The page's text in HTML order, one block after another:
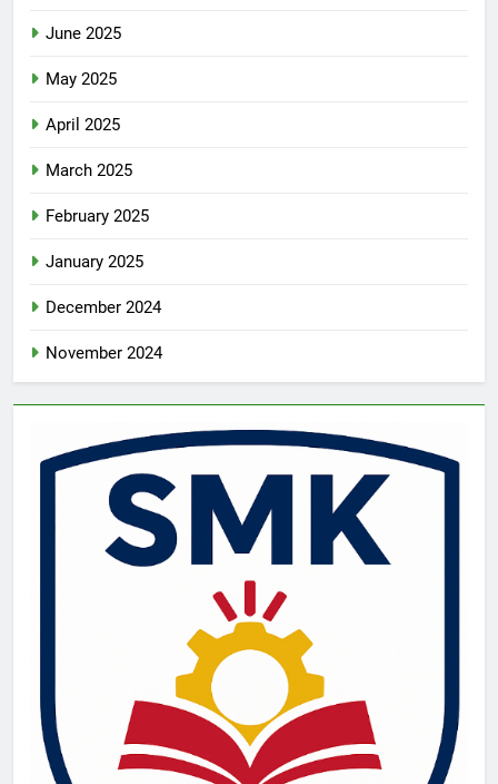
June 2025
May 2025
April 2025
March 2025
February 2025
January 2025
December 2024
November 2024